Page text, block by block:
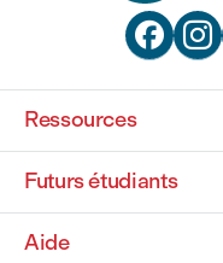
 
Ressources
Futurs étudiants
Aide